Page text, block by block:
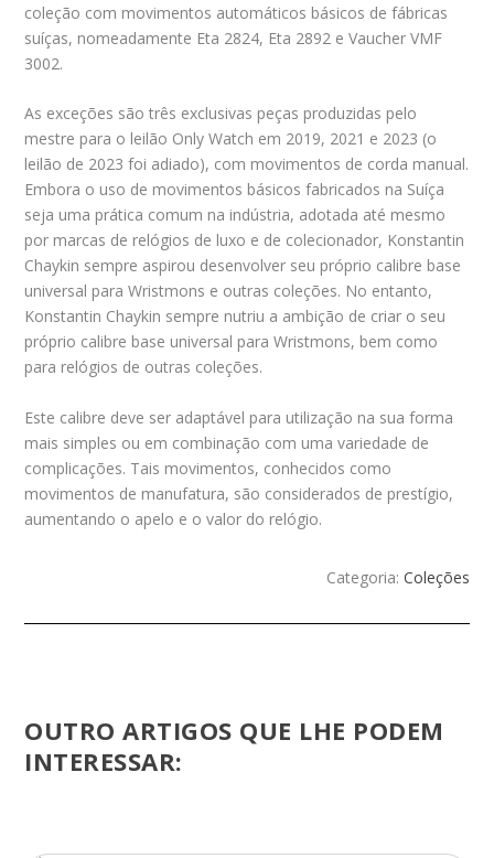
coleção com movimentos automáticos básicos de fábricas
suíças, nomeadamente Eta 2824, Eta 2892 e Vaucher VMF
3002.
As exceções são três exclusivas peças produzidas pelo
mestre para o leilão Only Watch em 2019, 2021 e 2023 (o
leilão de 2023 foi adiado), com movimentos de corda manual.
Embora o uso de movimentos básicos fabricados na Suíça
seja uma prática comum na indústria, adotada até mesmo
por marcas de relógios de luxo e de colecionador, Konstantin
Chaykin sempre aspirou desenvolver seu próprio calibre base
universal para Wristmons e outras coleções. No entanto,
Konstantin Chaykin sempre nutriu a ambição de criar o seu
próprio calibre base universal para Wristmons, bem como
para relógios de outras coleções.
Este calibre deve ser adaptável para utilização na sua forma
mais simples ou em combinação com uma variedade de
complicações. Tais movimentos, conhecidos como
movimentos de manufatura, são considerados de prestígio,
aumentando o apelo e o valor do relógio.
Categoria: Coleções
OUTRO ARTIGOS QUE LHE PODEM
INTERESSAR: